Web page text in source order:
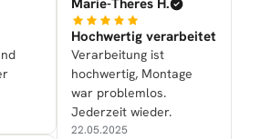
Marie-Theres H.
Hochwertig verarbeitet
Verarbeitung ist
hochwertig, Montage
war problemlos.
Jederzeit wieder.
22.05.2025